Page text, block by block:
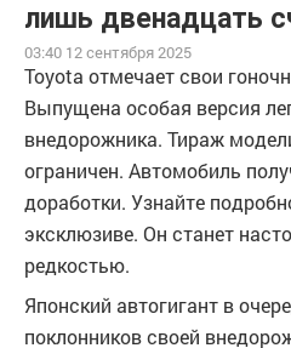
лишь двенадцать
03:40 12 сентября 2025
Toyota отмечает свои
Выпущена особая версия
внедорожника. Тираж
ограничен. Автомобиль
доработки. Узнайте
эксклюзиве. Он станет
редкостью.
Японский автогигант в
поклонников своей